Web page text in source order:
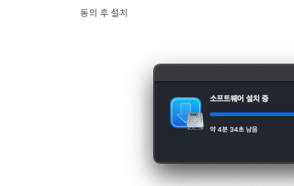
동의 후 설치